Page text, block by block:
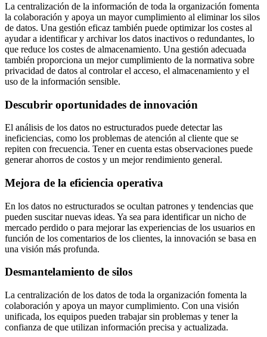
La centralización de la información de toda la organización fomenta
la colaboración y apoya un mayor cumplimiento al eliminar los silos
de datos. Una gestión eficaz también puede optimizar los costes al
ayudar a identificar y archivar los datos inactivos o redundantes, lo
que reduce los costes de almacenamiento. Una gestión adecuada
también proporciona un mejor cumplimiento de la normativa sobre
privacidad de datos al controlar el acceso, el almacenamiento y el
uso de la información sensible.
Descubrir oportunidades de innovación
El análisis de los datos no estructurados puede detectar las
ineficiencias, como los problemas de atención al cliente que se
repiten con frecuencia. Tener en cuenta estas observaciones puede
generar ahorros de costos y un mejor rendimiento general.
Mejora de la eficiencia operativa
En los datos no estructurados se ocultan patrones y tendencias que
pueden suscitar nuevas ideas. Ya sea para identificar un nicho de
mercado perdido o para mejorar las experiencias de los usuarios en
función de los comentarios de los clientes, la innovación se basa en
una visión más profunda.
Desmantelamiento de silos
La centralización de los datos de toda la organización fomenta la
colaboración y apoya un mayor cumplimiento. Con una visión
unificada, los equipos pueden trabajar sin problemas y tener la
confianza de que utilizan información precisa y actualizada.